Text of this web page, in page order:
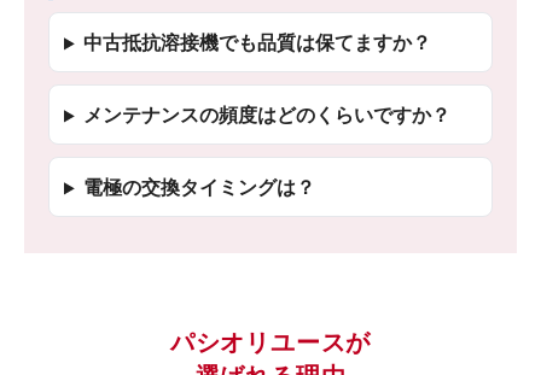
中古抵抗溶接機でも品質は保てますか？
メンテナンスの頻度はどのくらいですか？
電極の交換タイミングは？
パシオリユースが